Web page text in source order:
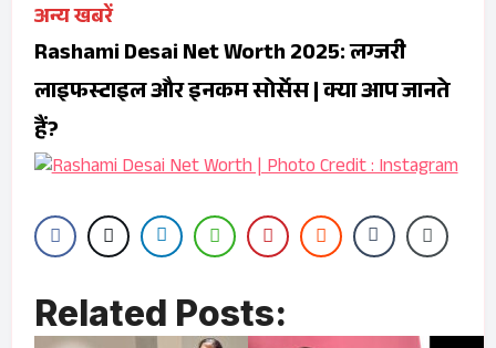
अन्य खबरें
Rashami Desai Net Worth 2025: लग्जरी
लाइफस्टाइल और इनकम सोर्सेस | क्या आप जानते
हैं?
Related Posts: